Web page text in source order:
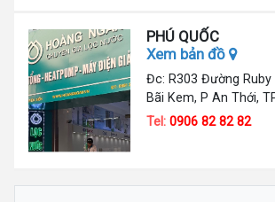
PHÚ QUỐC
Xem bản đồ
Đc: R303 Đường Ruby
Bãi Kem, P An Thới,
Tel:0906 82 82 82